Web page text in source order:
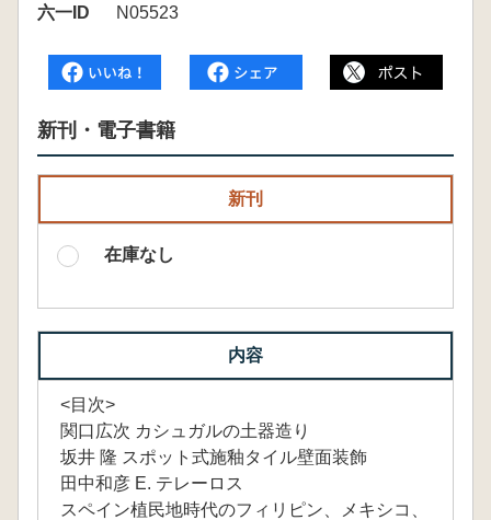
六一ID
N05523
新刊・電子書籍
新刊
在庫なし
内容
<目次>
関口広次 カシュガルの土器造り
坂井 隆 スポット式施釉タイル壁面装飾
田中和彦 E. テレーロス
スペイン植民地時代のフィリピン、メキシコ、